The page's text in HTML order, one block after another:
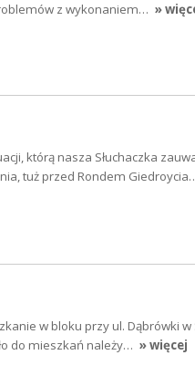
z wykonaniem… »
którą nasza Słuchaczka
tuż przed Rondem
w bloku przy ul. Dąbrówki w
do mieszkań należy… » więcej